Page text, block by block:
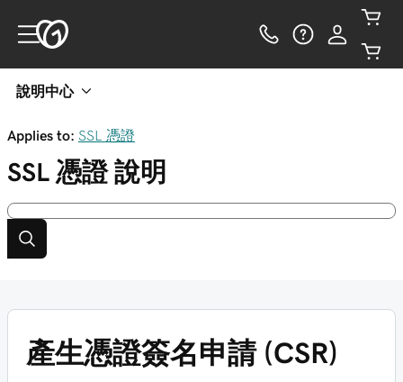
說明中心
Applies to: SSL 憑證
SSL 憑證 說明
產生憑證簽名申請 (CSR)